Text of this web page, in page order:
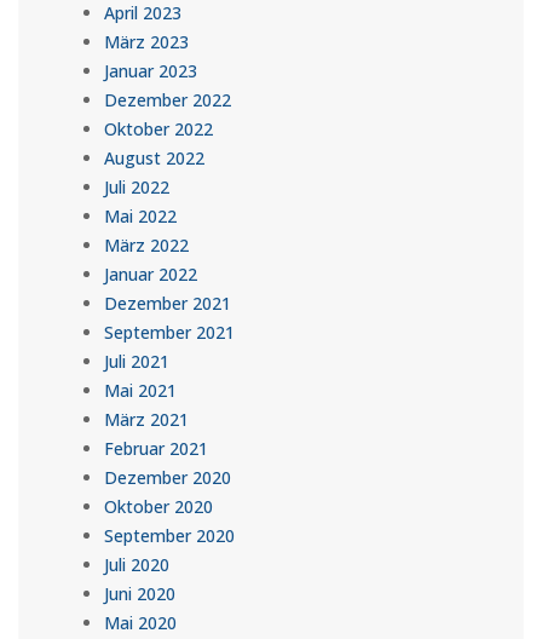
April 2023
März 2023
Januar 2023
Dezember 2022
Oktober 2022
August 2022
Juli 2022
Mai 2022
März 2022
Januar 2022
Dezember 2021
September 2021
Juli 2021
Mai 2021
März 2021
Februar 2021
Dezember 2020
Oktober 2020
September 2020
Juli 2020
Juni 2020
Mai 2020